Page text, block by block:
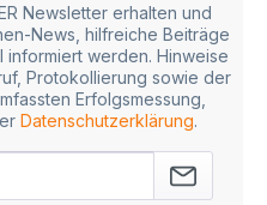
Newsletter erhalten und
News, hilfreiche Beiträge
werden. Hinweise
Protokollierung sowie der
Erfolgsmessung,
Datenschutzerklärung.